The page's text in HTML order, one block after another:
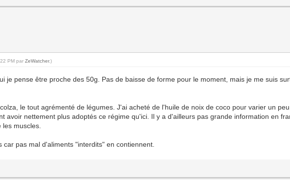
PM parZeWatcher.)
je pense être proche des 50g. Pas de baisse de forme pour le moment, mais je me suis
le tout agrémenté de légumes. J'ai acheté de l'huile de noix de coco pour varier un
avoir nettement plus adoptés ce régime qu'ici. Il y a d'ailleurs pas grande information en
muscles.
pas mal d'aliments "interdits" en contiennent.